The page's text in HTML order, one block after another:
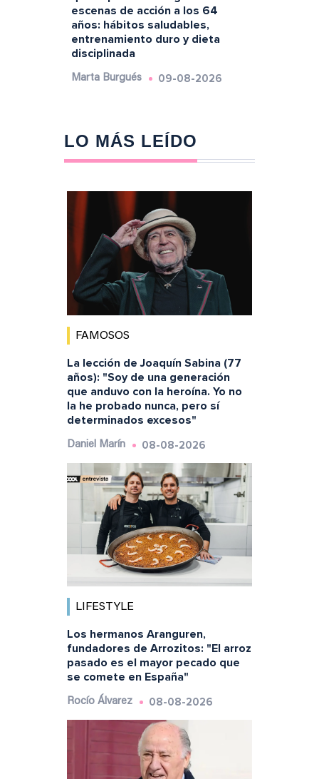
escenas de acción a los 64
años: hábitos saludables,
entrenamiento duro y dieta
disciplinada
Marta Burgués 09-08-2026
LO MÁS LEÍDO
FAMOSOS
La lección de Joaquín Sabina (77
años): "Soy de una generación
que anduvo con la heroína. Yo no
la he probado nunca, pero sí
determinados excesos"
Daniel Marín 08-08-2026
LIFESTYLE
Los hermanos Aranguren,
fundadores de Arrozitos: "El arroz
pasado es el mayor pecado que
se comete en España"
Rocío Álvarez 08-08-2026